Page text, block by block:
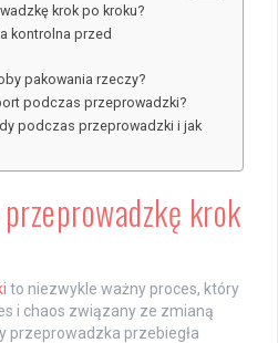
krok po kroku?
kontrolna przed
pakowania rzeczy?
podczas przeprowadzki?
podczas przeprowadzki i jak
krok
to niezwykle ważny proces, który
i chaos związany ze zmianą
przeprowadzka przebiegła